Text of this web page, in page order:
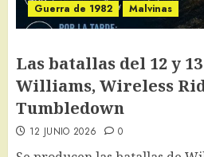
Guerra de 1982 Malvinas
Las batallas del 12 y
Williams, Wireless
Tumbledown
12 JUNIO 2026 0